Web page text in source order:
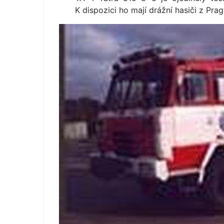
K dispozici ho mají drážní hasiči z